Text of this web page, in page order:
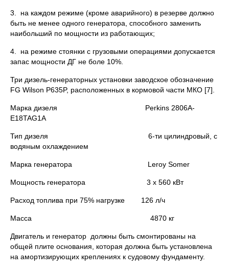
3. на каждом режиме (кроме аварийного) в резерве должно
быть не менее одного генератора, способного заменить
наибольший по мощности из работающих;
4. на режиме стоянки с грузовыми операциями допускается
запас мощности ДГ не боле 10%.
Три дизель-генераторных установки заводское обозначение
FG Wilson P635P, расположенных в кормовой части МКО [7].
Марка дизеля Perkins 2806A-
E18TAG1A
Тип дизеля 6-ти цилиндровый, с
водяным охлаждением
Марка генератора Leroy Somer
Мощность генератора 3 х 560 кВт
Расход топлива при 75% нагрузке 126 л/ч
Масса 4870 кг
Двигатель и генератор должны быть смонтированы на
общей плите основания, которая должна быть установлена
на амортизирующих креплениях к судовому фундаменту.